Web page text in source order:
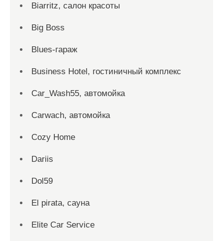
Biarritz, салон красоты
Big Boss
Blues-гараж
Business Hotel, гостиничный комплекс
Car_Wash55, автомойка
Carwach, автомойка
Cozy Home
Dariis
Dol59
El pirata, сауна
Elite Car Service